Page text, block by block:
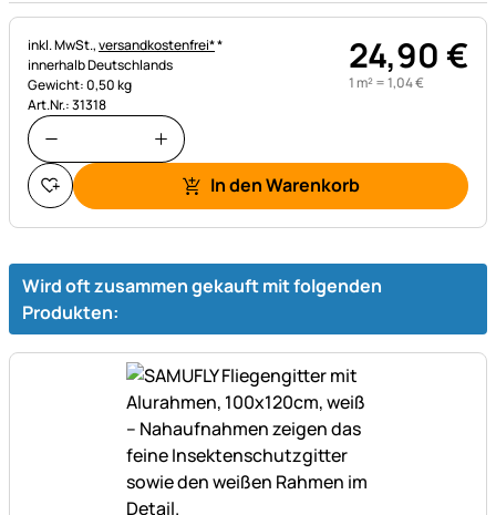
Steuerhinweis:
inkl. MwSt.,versandkostenfrei**
innerhalb Deutschlands
Gewicht: 0,50 kg
Art.Nr.: 31318
24,90€
1 m² =1,04€
In den Warenkorb
Wird oft zusammen gekauft mit folgenden
Produkten: